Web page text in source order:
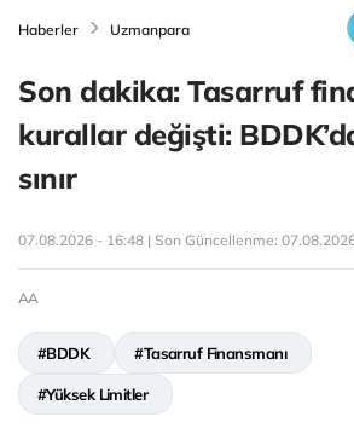
Haberler Uzmanpara
Son dakika: Tasarruf
kurallar değişti:
sınır
07.08.2026 - 16:48 | Son Güncellenme:
AA
#BDDK #Tasarruf Finansmanı
#Yüksek Limitler